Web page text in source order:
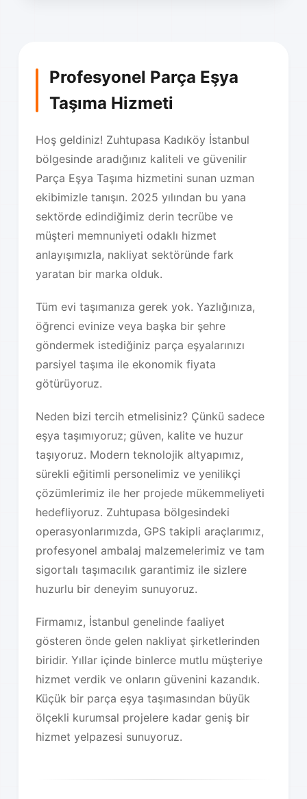
Profesyonel Parça Eşya
Taşıma Hizmeti
Hoş geldiniz! Zuhtupasa Kadıköy İstanbul
bölgesinde aradığınız kaliteli ve güvenilir
Parça Eşya Taşıma hizmetini sunan uzman
ekibimizle tanışın. 2025 yılından bu yana
sektörde edindiğimiz derin tecrübe ve
müşteri memnuniyeti odaklı hizmet
anlayışımızla, nakliyat sektöründe fark
yaratan bir marka olduk.
Tüm evi taşımanıza gerek yok. Yazlığınıza,
öğrenci evinize veya başka bir şehre
göndermek istediğiniz parça eşyalarınızı
parsiyel taşıma ile ekonomik fiyata
götürüyoruz.
Neden bizi tercih etmelisiniz? Çünkü sadece
eşya taşımıyoruz; güven, kalite ve huzur
taşıyoruz. Modern teknolojik altyapımız,
sürekli eğitimli personelimiz ve yenilikçi
çözümlerimiz ile her projede mükemmeliyeti
hedefliyoruz. Zuhtupasa bölgesindeki
operasyonlarımızda, GPS takipli araçlarımız,
profesyonel ambalaj malzemelerimiz ve tam
sigortalı taşımacılık garantimiz ile sizlere
huzurlu bir deneyim sunuyoruz.
Firmamız, İstanbul genelinde faaliyet
gösteren önde gelen nakliyat şirketlerinden
biridir. Yıllar içinde binlerce mutlu müşteriye
hizmet verdik ve onların güvenini kazandık.
Küçük bir parça eşya taşımasından büyük
ölçekli kurumsal projelere kadar geniş bir
hizmet yelpazesi sunuyoruz.